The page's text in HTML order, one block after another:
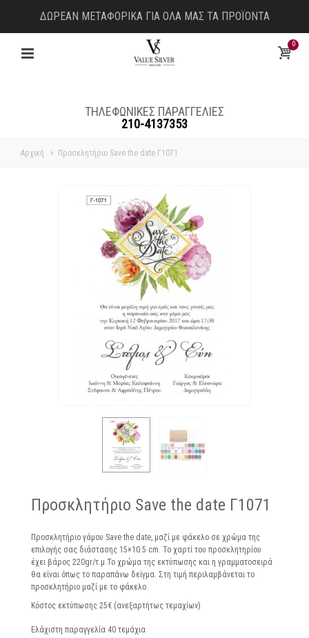
ΔΩΡΕΑΝ ΜΕΤΑΦΟΡΙΚΑ ΓΙΑ ΟΛΑ ΜΑΣ ΤΑ ΠΡΟΪΟΝΤΑ
0
ΤΗΛΕΦΩΝΙΚΕΣ ΠΑΡΑΓΓΕΛΙΕΣ
210-4137353
Αρχική > Προσκλητήριο Save the date Γ1071
Προσκλητήριο Save the date Γ1071
Προσκλητήριο γάμου Save the date, μαζί με φάκελο σε χρώμα της
επιλογής σας διάστασης 15×10.5 cm. Το χαρτί του προσκλητηρίου
έχει βάρος 220gr/τ.μ.Το χρώμα της εκτύπωσης και η γραμματοσειρά
θα είναι όπως το παραπάνω δείγμα. Στη τιμή περιλαμβάνεται το
προσκλητήριο μαζί με το φάκελο.
Κόστος εκτύπωσης 25€ (ανεξαρτήτως τεμαχίων)
Ελάχιστη παραγγελία 40 τεμάχια